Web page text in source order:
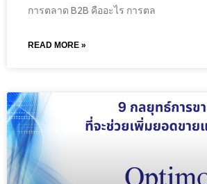
การตลาด B2B คืออะไร การตล
READ MORE »